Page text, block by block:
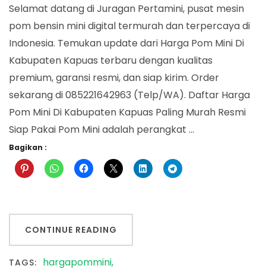
Mini
Di
Kabupaten
Selamat datang di Juragan Pertamini, pusat mesin
pom bensin mini digital termurah dan terpercaya di
Indonesia. Temukan update dari Harga Pom Mini Di
Kabupaten Kapuas terbaru dengan kualitas
premium, garansi resmi, dan siap kirim. Order
sekarang di 085221642963 (Telp/WA). Daftar Harga
Pom Mini Di Kabupaten Kapuas Paling Murah Resmi
Siap Pakai Pom Mini adalah perangkat …
Bagikan :
CONTINUE READING
TAGS: hargapommini